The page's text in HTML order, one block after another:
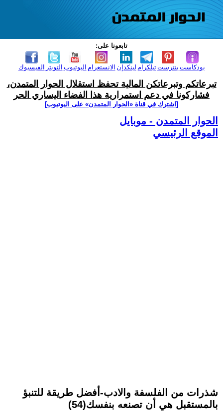
تابعونا على:
الفيسبوك التويتر اليوتيوب الانستغرام لينكدإن تيلكرامبنترست بودكاست
تبرعاتكم وتبرعاتكن المالية تحفظ استقلال الحوار المتمدن،
فشاركونا في دعم استمرارية هذا الفضاء اليساري الحر
[اشترك في قناة ‫«الحوار المتمدن» على اليوتيوب]
الحوار المتمدن - موبايل
الموقع الرئيسي
شذرات من الفلسفة والادب-أفضل طريقة للتنبؤ
بالمستقبل هي أن تصنعه بنفسك(54)